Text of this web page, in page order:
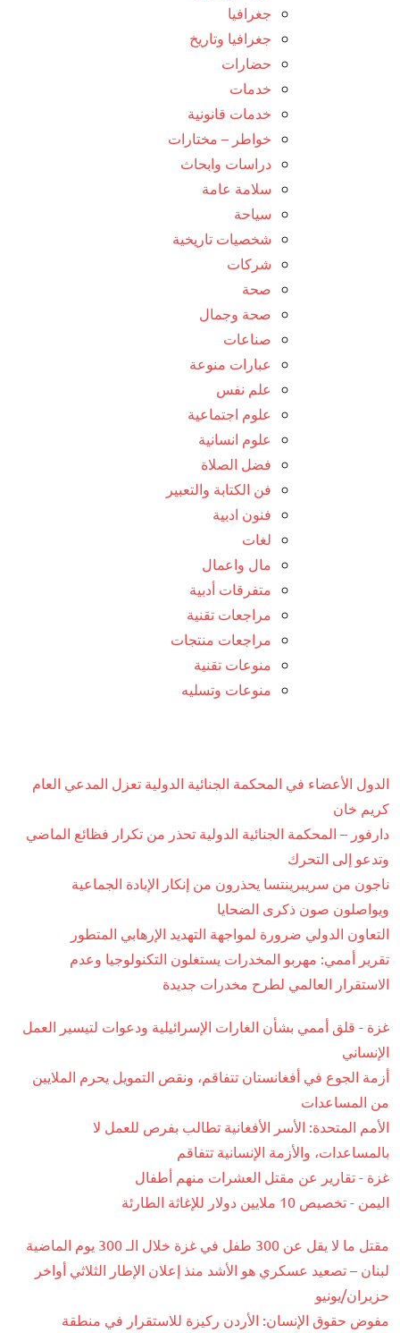
جغرافيا
جغرافيا وتاريخ
حضارات
خدمات
خدمات قانونية
خواطر – مختارات
دراسات وابحاث
سلامة عامة
سياحة
شخصيات تاريخية
شركات
صحة
صحة وجمال
صناعات
عبارات منوعة
علم نفس
علوم اجتماعية
علوم انسانية
فضل الصلاة
فن الكتابة والتعبير
فنون ادبية
لغات
مال واعمال
متفرقات أدبية
مراجعات تقنية
مراجعات منتجات
منوعات تقنية
منوعات وتسليه
الدول الأعضاء في المحكمة الجنائية الدولية تعزل المدعي العام
كريم خان
دارفور – المحكمة الجنائية الدولية تحذر من تكرار فظائع الماضي
وتدعو إلى التحرك
ناجون من سريبرينتسا يحذرون من إنكار الإبادة الجماعية
ويواصلون صون ذكرى الضحايا
التعاون الدولي ضرورة لمواجهة التهديد الإرهابي المتطور
تقرير أممي: مهربو المخدرات يستغلون التكنولوجيا وعدم
الاستقرار العالمي لطرح مخدرات جديدة
غزة - قلق أممي بشأن الغارات الإسرائيلية ودعوات لتيسير العمل
الإنساني
أزمة الجوع في أفغانستان تتفاقم، ونقص التمويل يحرم الملايين
من المساعدات
الأمم المتحدة: الأسر الأفغانية تطالب بفرص للعمل لا
بالمساعدات، والأزمة الإنسانية تتفاقم
غزة - تقارير عن مقتل العشرات منهم أطفال
اليمن - تخصيص 10 ملايين دولار للإغاثة الطارئة
مقتل ما لا يقل عن 300 طفل في غزة خلال الـ 300 يوم الماضية
لبنان – تصعيد عسكري هو الأشد منذ إعلان الإطار الثلاثي أواخر
حزيران/يونيو
مفوض حقوق الإنسان: الأردن ركيزة للاستقرار في منطقة